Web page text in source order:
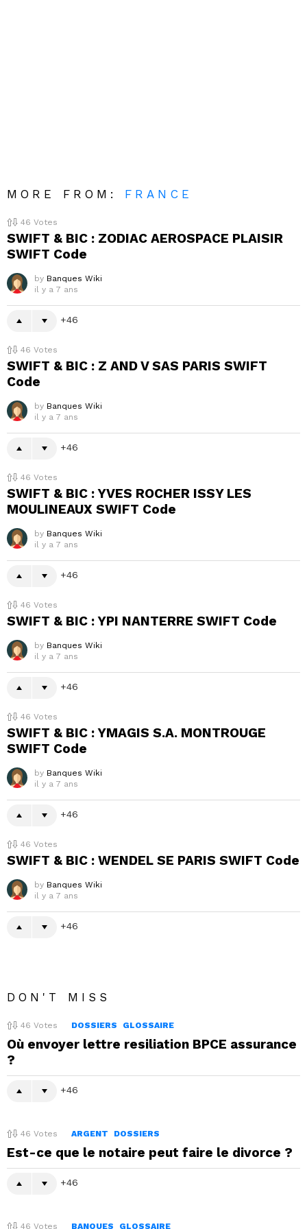
MORE FROM: FRANCE
46 Votes
SWIFT & BIC : ZODIAC AEROSPACE PLAISIR
SWIFT Code
by Banques Wiki
il y a 7 ans
46
46 Votes
SWIFT & BIC : Z AND V SAS PARIS SWIFT
Code
by Banques Wiki
il y a 7 ans
46
46 Votes
SWIFT & BIC : YVES ROCHER ISSY LES
MOULINEAUX SWIFT Code
by Banques Wiki
il y a 7 ans
46
46 Votes
SWIFT & BIC : YPI NANTERRE SWIFT Code
by Banques Wiki
il y a 7 ans
46
46 Votes
SWIFT & BIC : YMAGIS S.A. MONTROUGE
SWIFT Code
by Banques Wiki
il y a 7 ans
46
46 Votes
SWIFT & BIC : WENDEL SE PARIS SWIFT Code
by Banques Wiki
il y a 7 ans
46
DON'T MISS
46 Votes DOSSIERS GLOSSAIRE
Où envoyer lettre resiliation BPCE assurance
?
46
46 Votes ARGENT DOSSIERS
Est-ce que le notaire peut faire le divorce ?
46
46 Votes BANQUES GLOSSAIRE